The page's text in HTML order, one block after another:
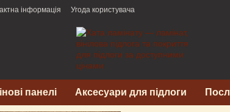
інформація Угода користувача
панелі Аксесуари для підлоги